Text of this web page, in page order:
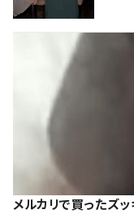
メルカリで買ったズ